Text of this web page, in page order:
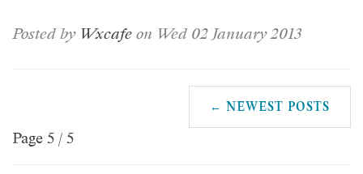
Posted by Wxcafe on Wed 02 January 2013
← NEWEST POSTS
Page 5 / 5